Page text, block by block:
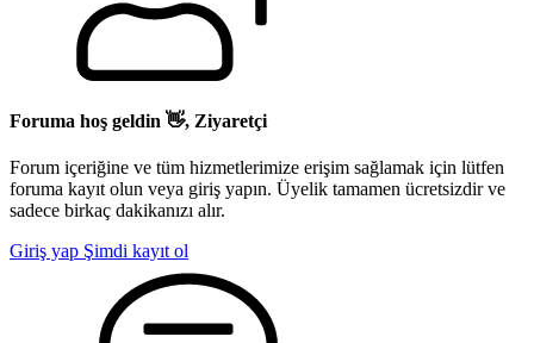
Foruma hoş geldin 👋, Ziyaretçi
Forum içeriğine ve tüm hizmetlerimize erişim sağlamak için lütfen
foruma kayıt olun veya giriş yapın. Üyelik tamamen ücretsizdir ve
sadece birkaç dakikanızı alır.
Giriş yap Şimdi kayıt ol